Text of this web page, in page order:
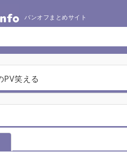
バンオフまとめサイト
PV笑える